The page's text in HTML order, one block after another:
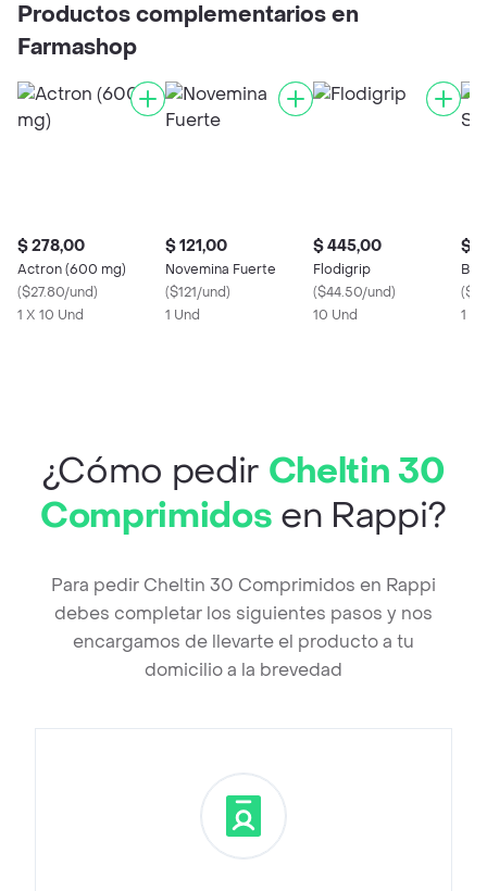
Productos complementarios en
Farmashop
$ 278,00
Actron (600 mg)
($27.80/und)
1 X 10 Und
$ 121,00
Novemina Fuerte
($121/und)
1 Und
$ 445,00
Flodigrip
($44.50/und)
10 Und
$
Bio
(
1 x
¿Cómo pedir Cheltin 30
Comprimidos en Rappi?
Para pedir Cheltin 30 Comprimidos en Rappi
debes completar los siguientes pasos y nos
encargamos de llevarte el producto a tu
domicilio a la brevedad